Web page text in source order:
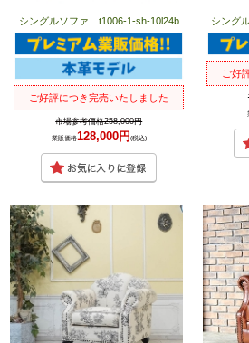
シングルソファ t1006-1-sh-10l24b
ご好評につき完売いたしました
市場参考価格258,000円
業販価格128,000円 (税込)
シング
ご好